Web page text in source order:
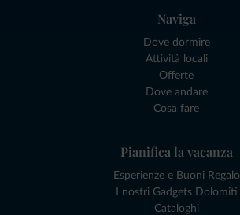
Naviga
Dove dormire
Attività locali
Offerte
Dove andare
Cosa fare
Pianifica la vacanza
Esperienze e Buoni Regalo
I nostri Gadgets Dolomiti
Cataloghi